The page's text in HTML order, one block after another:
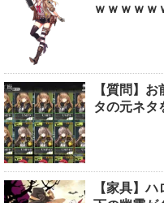
ｗｗｗｗｗ
【質問】
タの元ネタ
【家具】